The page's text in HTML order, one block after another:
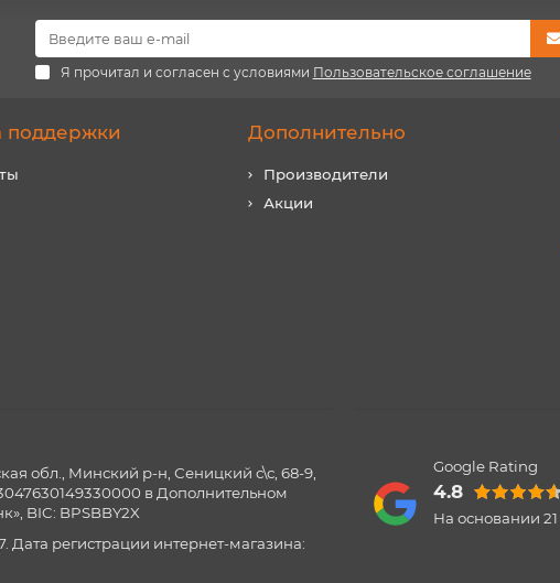
Я прочитал и согласен с условиями Пользовательское соглашение
поддержки Дополнительно
Производители
Акции
обл., Минский р-н, Сеницкий с\с, 68-9,
в Дополнительном
BIC: BPSBBY2X
Дата регистрации интернет-магазина:
Google Rating
4.8
На основании 21